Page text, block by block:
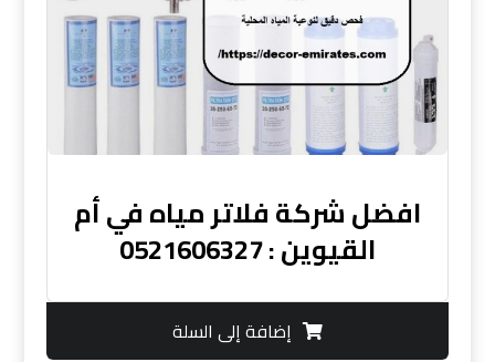
افضل شركة فلاتر مياه في أم
القيوين : 0521606327
إضافة إلى السلة